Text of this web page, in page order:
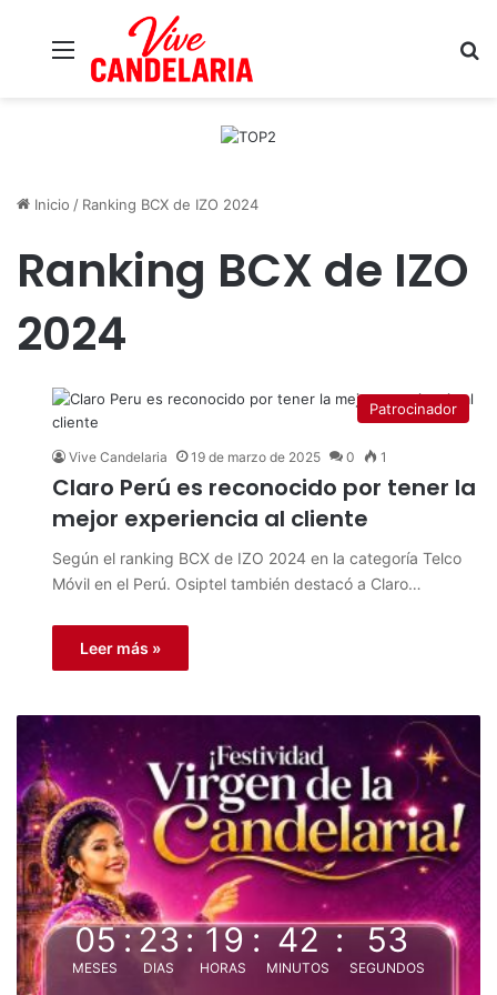
Inicio / Ranking BCX de IZO 2024
Ranking BCX de IZO
2024
Patrocinador
Vive Candelaria 19 de marzo de 2025 0 1
Claro Perú es reconocido por tener la
mejor experiencia al cliente
Según el ranking BCX de IZO 2024 en la categoría Telco
Móvil en el Perú. Osiptel también destacó a Claro…
Leer más »
05
MESES
:23
DIAS
:19
HORAS
: 42
MINUTOS
: 53
SEGUNDOS